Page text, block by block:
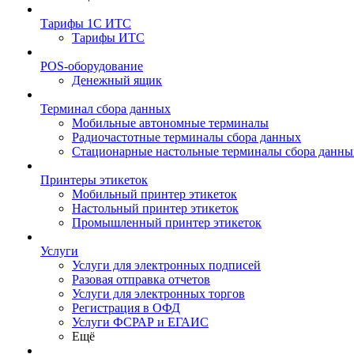
Тарифы 1С ИТС
Тарифы ИТС
POS-оборудование
Денежный ящик
Терминал сбора данных
Мобильные автономные терминалы
Радиочастотные терминалы сбора данных
Стационарные настольные терминалы сбора
Принтеры этикеток
Мобильный принтер этикеток
Настольный принтер этикеток
Промышленный принтер этикеток
Услуги
Услуги для электронных подписей
Разовая отправка отчетов
Услуги для электронных торгов
Регистрация в ОФД
Услуги ФСРАР и ЕГАИС
Ещё